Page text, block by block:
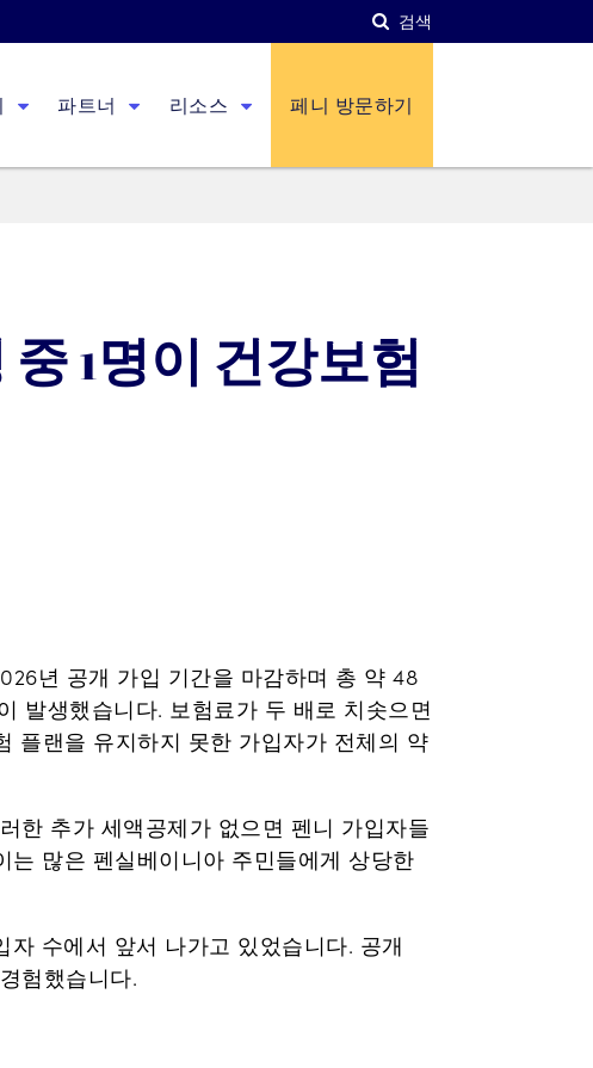
검색
파트너 리소스 페니 방문하기
1명이 건강보험
년 공개 가입 기간을 마감하며 총 약 48
발생했습니다. 보험료가 두 배로 치솟으면
플랜을 유지하지 못한 가입자가 전체의 약
한 추가 세액공제가 없으면 펜니 가입자들
는 많은 펜실베이니아 주민들에게 상당한
수에서 앞서 나가고 있었습니다. 공개
험했습니다.